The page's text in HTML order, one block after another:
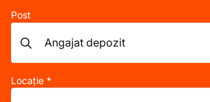
Post
Locație *